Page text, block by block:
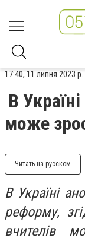
17:40, 11 липня 2023 р.
В
може
Читать на русском
В Україні
реформу,
вчителів